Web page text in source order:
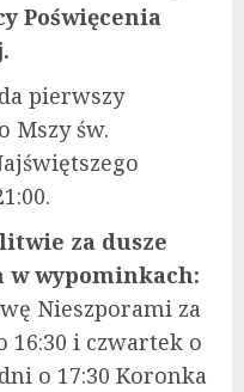
Poświęcenia
pierwszy
Mszy św.
za dusze
w wypominkach:
Nieszporami za
16:30 i czwartek o
o 17:30 Koronka